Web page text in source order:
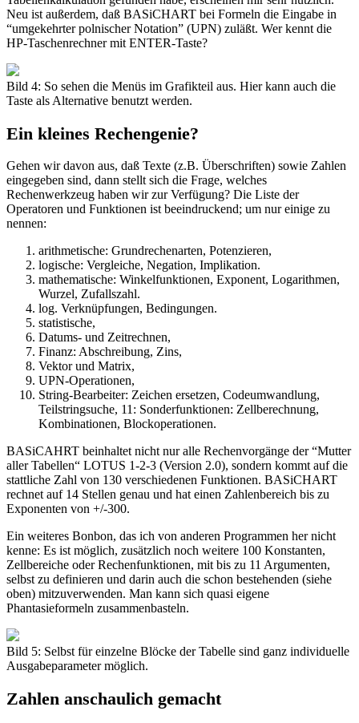
Neu ist außerdem, daß BASiCHART bei Formeln die Eingabe in
“umgekehrter polnischer Notation” (UPN) zuläßt. Wer kennt die
HP-Taschenrechner mit ENTER-Taste?
Bild 4: So sehen die Menüs im Grafikteil aus. Hier kann auch die
Taste als Alternative benutzt werden.
Ein kleines Rechengenie?
Gehen wir davon aus, daß Texte (z.B. Überschriften) sowie Zahlen
eingegeben sind, dann stellt sich die Frage, welches
Rechenwerkzeug haben wir zur Verfügung? Die Liste der
Operatoren und Funktionen ist beeindruckend; um nur einige zu
nennen:
arithmetische: Grundrechenarten, Potenzieren,
logische: Vergleiche, Negation, Implikation.
mathematische: Winkelfunktionen, Exponent, Logarithmen,
Wurzel, Zufallszahl.
log. Verknüpfungen, Bedingungen.
statistische,
Datums- und Zeitrechnen,
Finanz: Abschreibung, Zins,
Vektor und Matrix,
UPN-Operationen,
String-Bearbeiter: Zeichen ersetzen, Codeumwandlung,
Teilstringsuche, 11: Sonderfunktionen: Zellberechnung,
Kombinationen, Blockoperationen.
BASiCAHRT beinhaltet nicht nur alle Rechenvorgänge der “Mutter
aller Tabellen“ LOTUS 1-2-3 (Version 2.0), sondern kommt auf die
stattliche Zahl von 130 verschiedenen Funktionen. BASiCHART
rechnet auf 14 Stellen genau und hat einen Zahlenbereich bis zu
Exponenten von +/-300.
Ein weiteres Bonbon, das ich von anderen Programmen her nicht
kenne: Es ist möglich, zusätzlich noch weitere 100 Konstanten,
Zellbereiche oder Rechenfunktionen, mit bis zu 11 Argumenten,
selbst zu definieren und darin auch die schon bestehenden (siehe
oben) mitzuverwenden. Man kann sich quasi eigene
Phantasieformeln zusammenbasteln.
Bild 5: Selbst für einzelne Blöcke der Tabelle sind ganz individuelle
Ausgabeparameter möglich.
Zahlen anschaulich gemacht